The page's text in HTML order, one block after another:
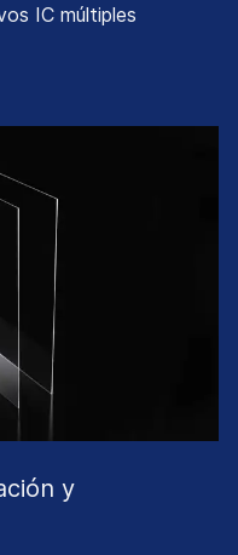
IC múltiples
y